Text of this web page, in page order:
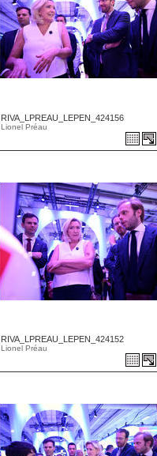
RIVA_LPREAU_LEPEN_424156
Lionel Préau
RIVA_LPREAU_LEPEN_424152
Lionel Préau